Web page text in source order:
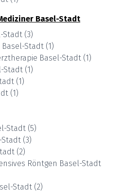
Basel-Stadt
Stadt (3)
Basel-Stadt (1)
Basel-Stadt (1)
Stadt (1)
(1)
(1)
Stadt (5)
Stadt (3)
(2)
Röntgen Basel-Stadt
Stadt (2)